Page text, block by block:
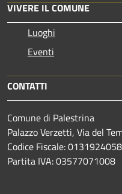
VIVERE IL COMUNE
Luoghi
Eventi
CONTATTI
Comune di Palestrina
Palazzo Verzetti, Via del
Codice Fiscale:
Partita IVA: 03577071008